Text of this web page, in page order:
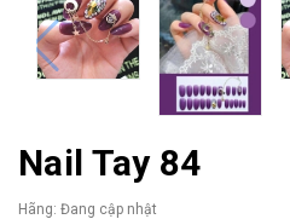
Nail Tay 84
Hãng: Đang cập nhật